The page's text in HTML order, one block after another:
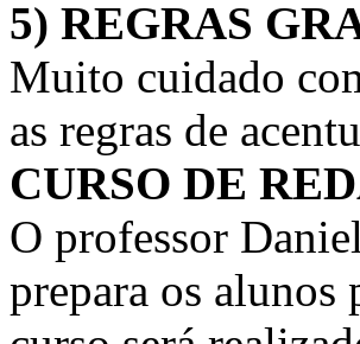
5) REGRAS
Muito cuidado
as regras de
CURSO DE
O professor
prepara os alunos